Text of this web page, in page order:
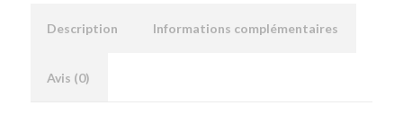
Description Informations complémentaires
Avis (0)